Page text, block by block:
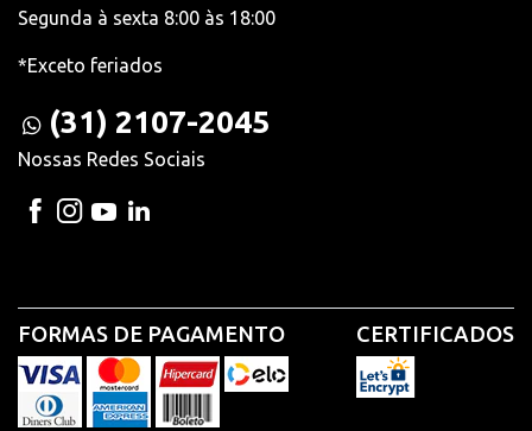
Segunda à sexta 8:00 às 18:00
*Exceto feriados
(31) 2107-2045
Nossas Redes Sociais
FORMAS DE PAGAMENTO CERTIFICADOS